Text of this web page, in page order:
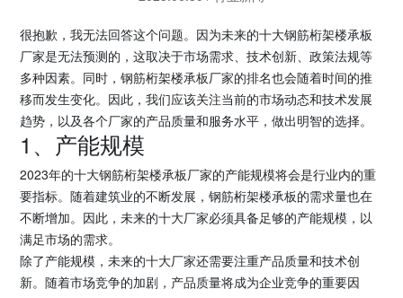
很抱歉，我无法回答这个问题。因为未来的十大钢筋桁架楼承板
厂家是无法预测的，这取决于市场需求、技术创新、政策法规等
多种因素。同时，钢筋桁架楼承板厂家的排名也会随着时间的推
移而发生变化。因此，我们应该关注当前的市场动态和技术发展
趋势，以及各个厂家的产品质量和服务水平，做出明智的选择。
1、产能规模
2023年的十大钢筋桁架楼承板厂家的产能规模将会是行业内的重
要指标。随着建筑业的不断发展，钢筋桁架楼承板的需求量也在
不断增加。因此，未来的十大厂家必须具备足够的产能规模，以
满足市场的需求。
除了产能规模，未来的十大厂家还需要注重产品质量和技术创
新。随着市场竞争的加剧，产品质量将成为企业竞争的重要因